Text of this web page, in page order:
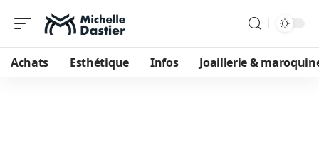
Achats Esthétique Infos Joaillerie &